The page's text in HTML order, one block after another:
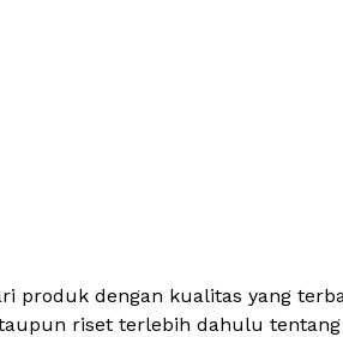
produk dengan kualitas yang
riset terlebih dahulu